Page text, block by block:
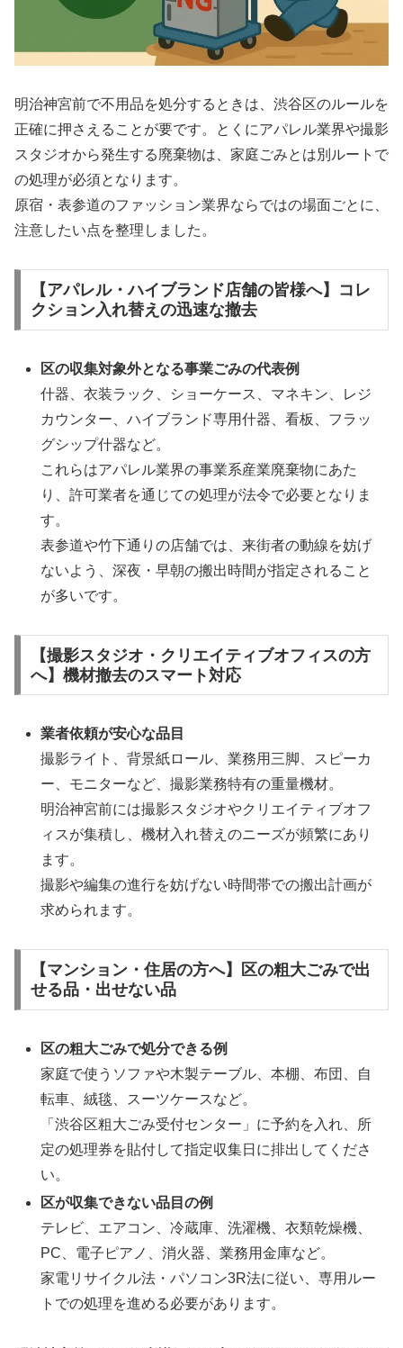
明治神宮前で不用品を処分するときは、渋谷区のルールを
正確に押さえることが要です。とくにアパレル業界や撮影
スタジオから発生する廃棄物は、家庭ごみとは別ルートで
の処理が必須となります。
原宿・表参道のファッション業界ならではの場面ごとに、
注意したい点を整理しました。
【アパレル・ハイブランド店舗の皆様へ】コレ
クション入れ替えの迅速な撤去
区の収集対象外となる事業ごみの代表例
什器、衣装ラック、ショーケース、マネキン、レジ
カウンター、ハイブランド専用什器、看板、フラッ
グシップ什器など。
これらはアパレル業界の事業系産業廃棄物にあた
り、許可業者を通じての処理が法令で必要となりま
す。
表参道や竹下通りの店舗では、来街者の動線を妨げ
ないよう、深夜・早朝の搬出時間が指定されること
が多いです。
【撮影スタジオ・クリエイティブオフィスの方
へ】機材撤去のスマート対応
業者依頼が安心な品目
撮影ライト、背景紙ロール、業務用三脚、スピーカ
ー、モニターなど、撮影業務特有の重量機材。
明治神宮前には撮影スタジオやクリエイティブオフ
ィスが集積し、機材入れ替えのニーズが頻繁にあり
ます。
撮影や編集の進行を妨げない時間帯での搬出計画が
求められます。
【マンション・住居の方へ】区の粗大ごみで出
せる品・出せない品
区の粗大ごみで処分できる例
家庭で使うソファや木製テーブル、本棚、布団、自
転車、絨毯、スーツケースなど。
「渋谷区粗大ごみ受付センター」に予約を入れ、所
定の処理券を貼付して指定収集日に排出してくださ
い。
区が収集できない品目の例
テレビ、エアコン、冷蔵庫、洗濯機、衣類乾燥機、
PC、電子ピアノ、消火器、業務用金庫など。
家電リサイクル法・パソコン3R法に従い、専用ルー
トでの処理を進める必要があります。